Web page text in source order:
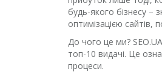
будь-якого бізнесу –
оптимізацією
До чого це ми?
топ-10 видачі. Це
процеси.